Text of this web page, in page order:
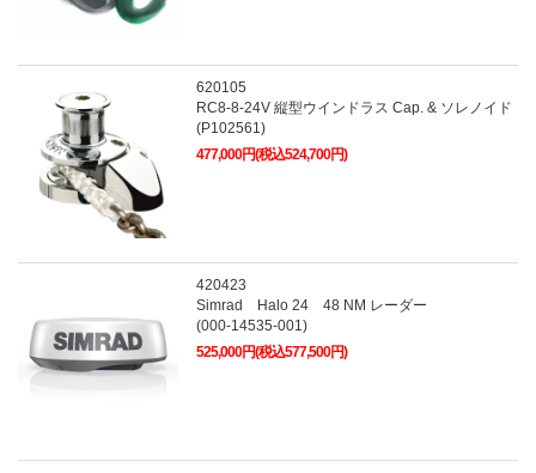
620105
RC8-8-24V 縦型ウインドラス Cap. & ソレノイド
(P102561)
477,000円(税込524,700円)
420423
Simrad Halo 24 48 NM レーダー
(000-14535-001)
525,000円(税込577,500円)